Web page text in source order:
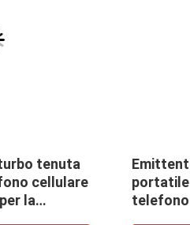
tenuta
cellulare
la
portatile
telefono